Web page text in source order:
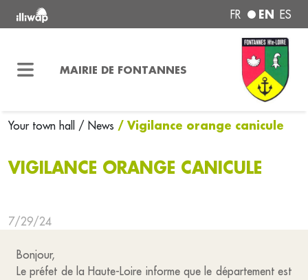
FR EN ES
MAIRIE DE FONTANNES
Your town hall / News / Vigilance orange canicule
VIGILANCE ORANGE CANICULE
7/29/24
Bonjour,
Le préfet de la Haute-Loire informe que le département est